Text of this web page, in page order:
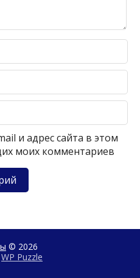
и адрес сайта в этом
моих комментариев
© 2026
WP Puzzle